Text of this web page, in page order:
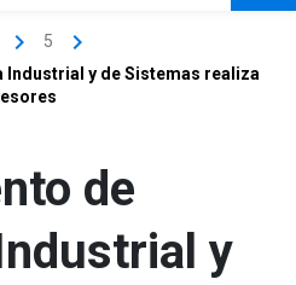
5
Industrial y de Sistemas realiza
de
y